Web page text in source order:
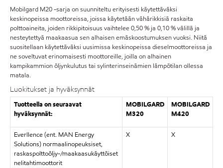
Mobilgard M20 -sarja on suunniteltu erityisesti käytettäväksi
keskinopeissa moottoreissa, joissa käytetään vähärikkisiä raskaita
polttoaineita, joiden rikkipitoisuus vaihtelee 0,50 % ja 0,10 % välillä ja
nesteytettyä maakaasua sen alhaisen emäskoostumuksen vuoksi. Niitä
suositellaan käytettäväksi uusimissa keskinopeissa dieselmoottoreissa ja
ne soveltuvat erinomaisesti moottoreille, joilla on alhainen
kampikammion öljynkulutus tai sylinterinseinämien lämpötilan ollessa
matala.
Luokitukset ja hyväksynnät
Tuotteella on seuraavat
hyväksynnät:
MOBILGARD
M320
MOBILGARD
M420
Everllence (ent. MAN Energy
Solutions) normaalinopeuksiset,
raskaspolttoöljy-/maakaasukäyttöiset
nelitahtimoottorit
X X